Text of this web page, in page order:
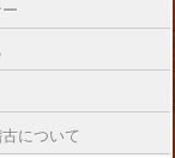
について